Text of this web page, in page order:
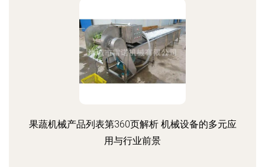
果蔬机械产品列表第360页解析 机械设备的多元应
用与行业前景